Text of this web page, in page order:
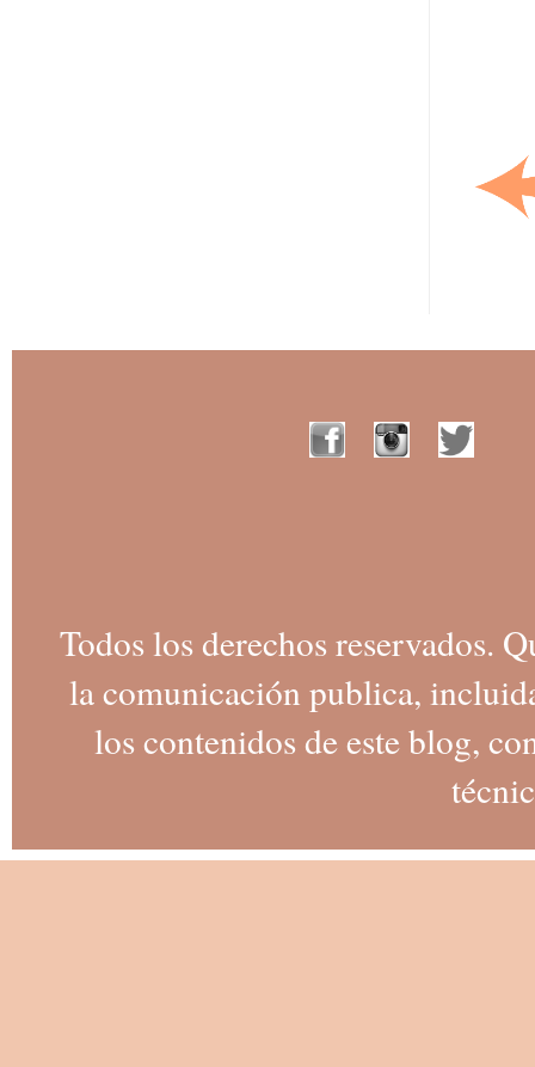
Todos los derechos reservados.
la comunicación publica,
los contenidos de este blog,